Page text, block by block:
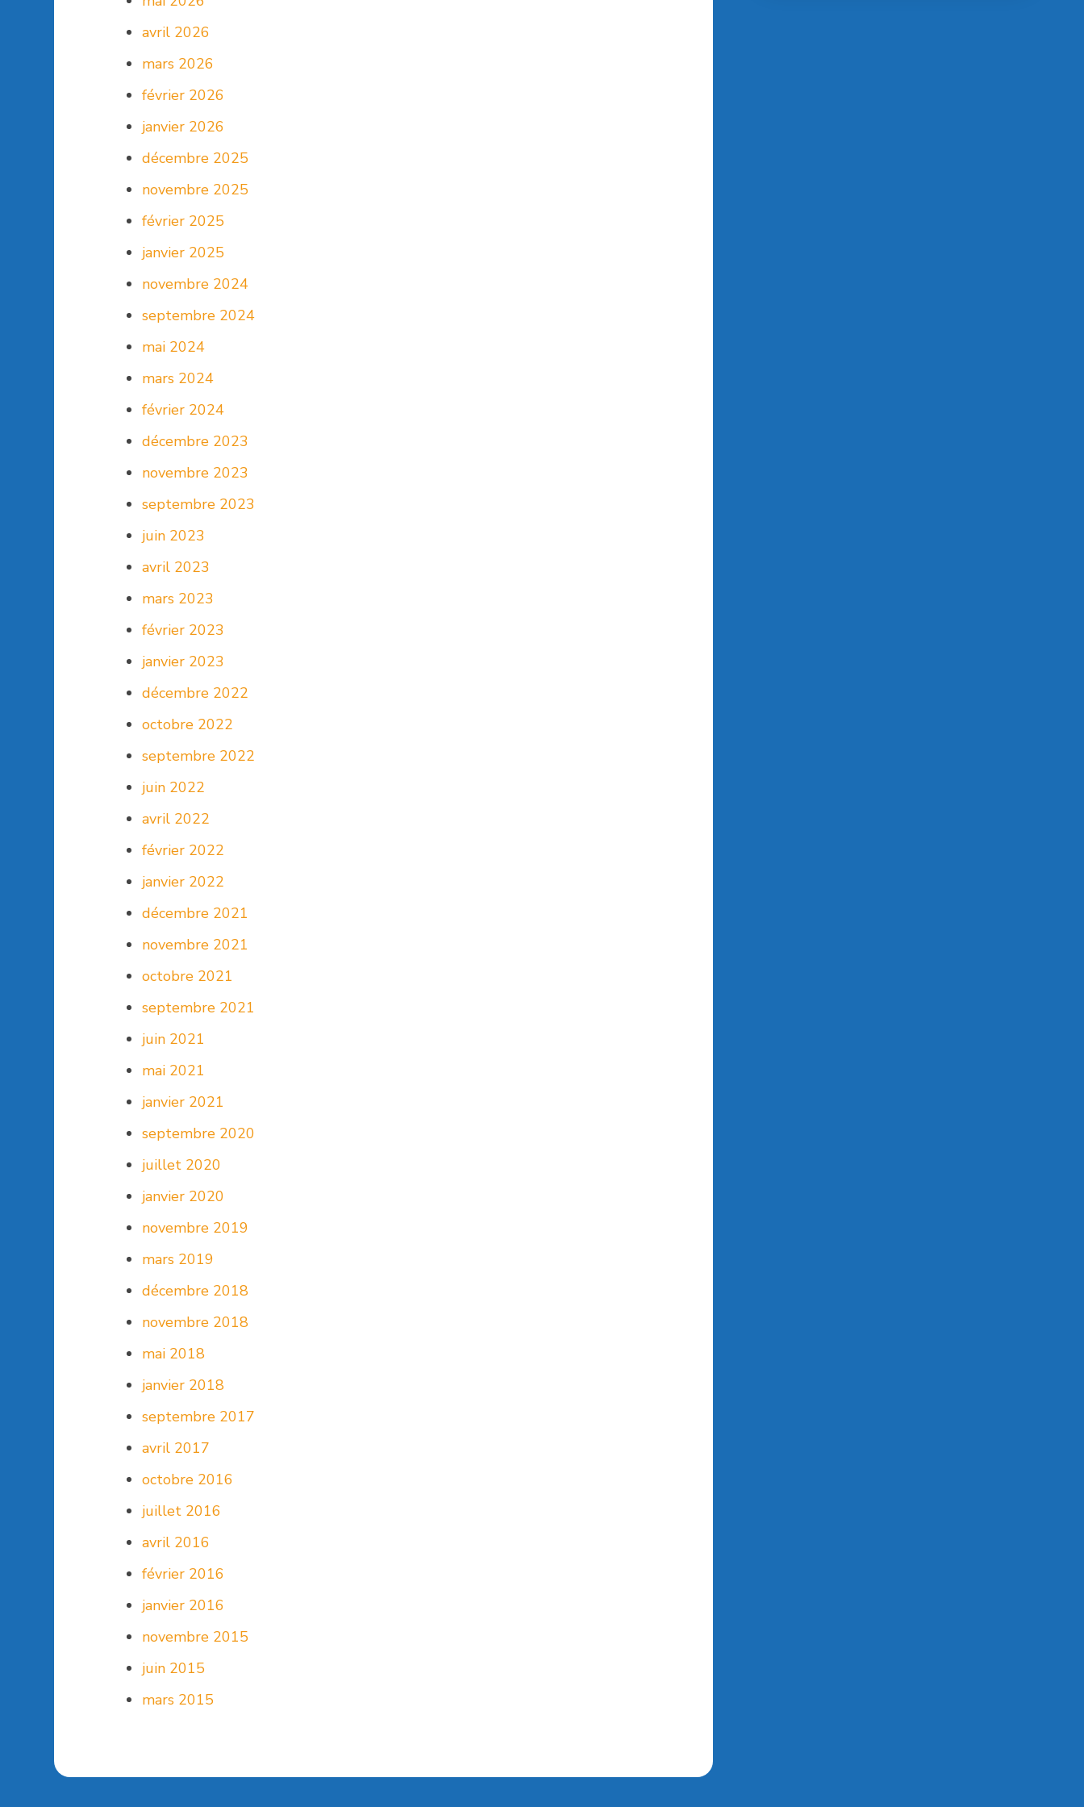
avril 2026
mars 2026
février 2026
janvier 2026
décembre 2025
novembre 2025
février 2025
janvier 2025
novembre 2024
septembre 2024
mai 2024
mars 2024
février 2024
décembre 2023
novembre 2023
septembre 2023
juin 2023
avril 2023
mars 2023
février 2023
janvier 2023
décembre 2022
octobre 2022
septembre 2022
juin 2022
avril 2022
février 2022
janvier 2022
décembre 2021
novembre 2021
octobre 2021
septembre 2021
juin 2021
mai 2021
janvier 2021
septembre 2020
juillet 2020
janvier 2020
novembre 2019
mars 2019
décembre 2018
novembre 2018
mai 2018
janvier 2018
septembre 2017
avril 2017
octobre 2016
juillet 2016
avril 2016
février 2016
janvier 2016
novembre 2015
juin 2015
mars 2015